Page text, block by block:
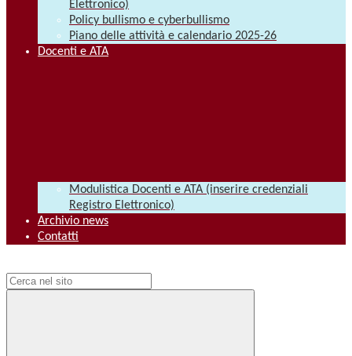
Elettronico)
Policy bullismo e cyberbullismo
Piano delle attività e calendario 2025-26
Docenti e ATA
Modulistica Docenti e ATA (inserire credenziali
Registro Elettronico)
Archivio news
Contatti